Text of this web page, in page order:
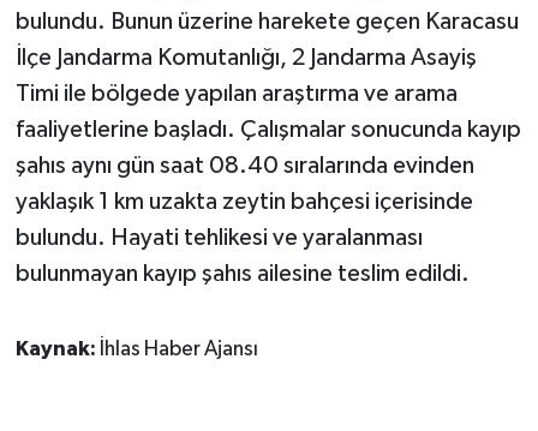
bulundu. Bunun üzerine harekete geçen Karacasu
İlçe Jandarma Komutanlığı, 2 Jandarma Asayiş
Timi ile bölgede yapılan araştırma ve arama
faaliyetlerine başladı. Çalışmalar sonucunda kayıp
şahıs aynı gün saat 08.40 sıralarında evinden
yaklaşık 1 km uzakta zeytin bahçesi içerisinde
bulundu. Hayati tehlikesi ve yaralanması
bulunmayan kayıp şahıs ailesine teslim edildi.
Kaynak: İhlas Haber Ajansı